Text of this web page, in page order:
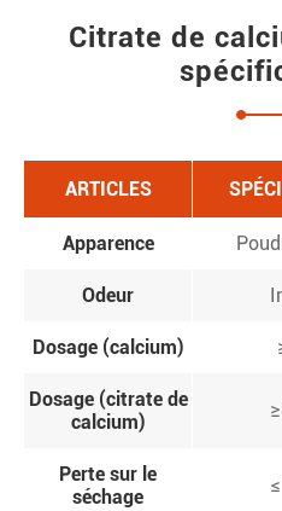
Citrate de
ARTICLES
Apparence
Odeur
Dosage (calcium)
Dosage (citrate de
calcium)
Perte sur le
séchage